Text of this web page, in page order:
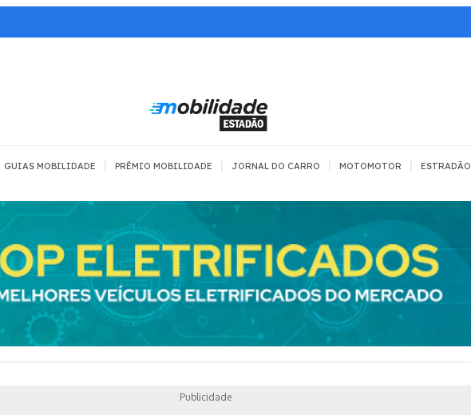
TRANSPORTE
MOBILIDADE COM
SEGURANÇA
Todos
Trânsito
Urbana
Todos
Dia a dia
Empreender
Se divertir
GUIAS MOBILIDADE PRÊMIO MOBILIDADE JORNAL DO CARRO MOTOMOTOR ESTRADÃO
Publicidade